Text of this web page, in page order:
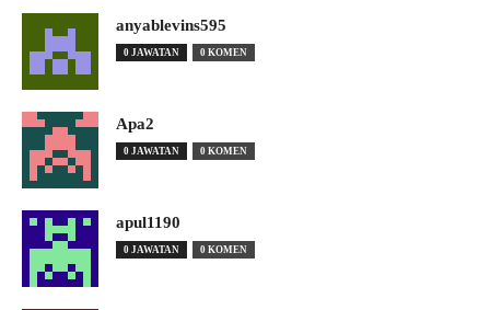
anyablevins595
0 JAWATAN 0 KOMEN
Apa2
0 JAWATAN 0 KOMEN
apul1190
0 JAWATAN 0 KOMEN